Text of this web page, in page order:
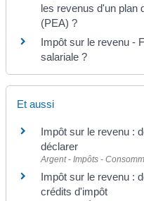
les revenus d'un plan
(PEA) ?
Impôt sur le revenu -
salariale ?
Et aussi
Impôt sur le revenu :
déclarer
Argent - Impôts -
Impôt sur le revenu :
crédits d'impôt